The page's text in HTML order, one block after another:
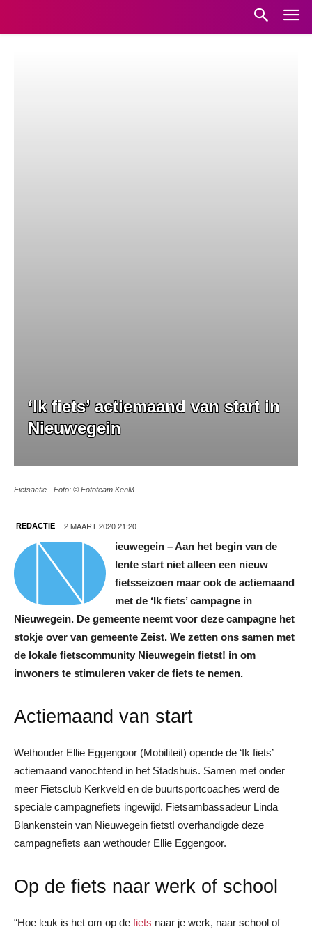
‘Ik fiets’ actiemaand van start in
Nieuwegein
Fietsactie - Foto: © Fototeam KenM
REDACTIE 2 MAART 2020 21:20
N
ieuwegein – Aan het begin van de
lente start niet alleen een nieuw
fietsseizoen maar ook de actiemaand
met de ‘Ik fiets’ campagne in
Nieuwegein. De gemeente neemt voor deze campagne het
stokje over van gemeente Zeist. We zetten ons samen met
de lokale fietscommunity Nieuwegein fietst! in om
inwoners te stimuleren vaker de fiets te nemen.
Actiemaand van start
Wethouder Ellie Eggengoor (Mobiliteit) opende de ‘Ik fiets’
actiemaand vanochtend in het Stadshuis. Samen met onder
meer Fietsclub Kerkveld en de buurtsportcoaches werd de
speciale campagnefiets ingewijd. Fietsambassadeur Linda
Blankenstein van Nieuwegein fietst! overhandigde deze
campagnefiets aan wethouder Ellie Eggengoor.
Op de fiets naar werk of school
“Hoe leuk is het om op de fiets naar je werk, naar school of